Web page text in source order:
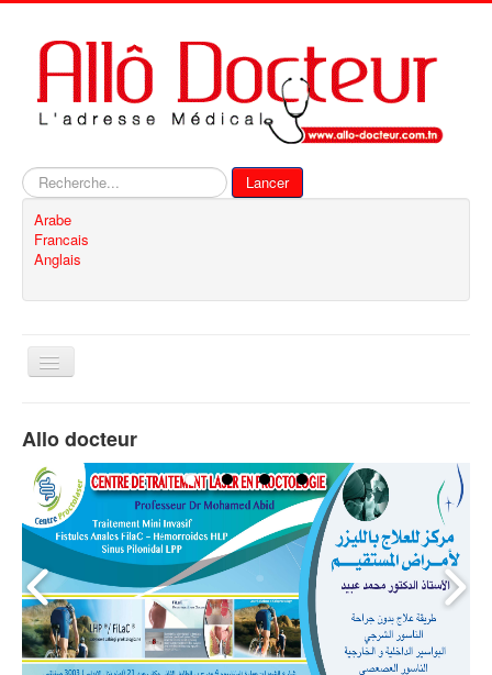
Rechercher
Lancer
Arabe
Francais
Anglais
Basculer
Contact
Allo docteur